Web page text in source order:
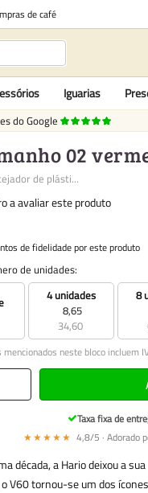
de café
Iguarias
do Google
02
de plásti...
a avaliar este produto
de fidelidade por este produto
de unidades:
4 unidades
8,65
34,60
8
mencionados neste bloco incluem
Taxa fixa de
★★★★★ 4,8/5 · Adorado
década, a Hario deixou a
V60 tornou-se um dos